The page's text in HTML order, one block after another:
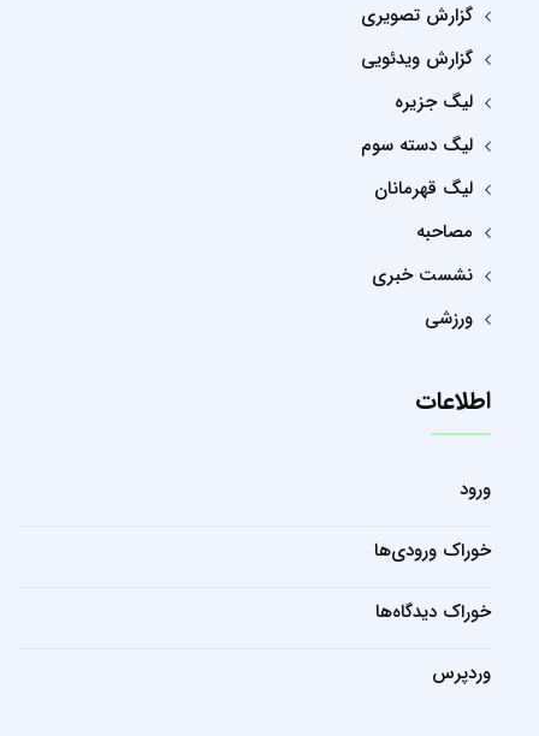
گزارش تصویری
گزارش ویدئویی
لیگ جزیره
لیگ دسته سوم
لیگ قهرمانان
مصاحبه
نشست خبری
ورزشی
اطلاعات
ورود
خوراک ورودی‌ها
خوراک دیدگاه‌ها
وردپرس